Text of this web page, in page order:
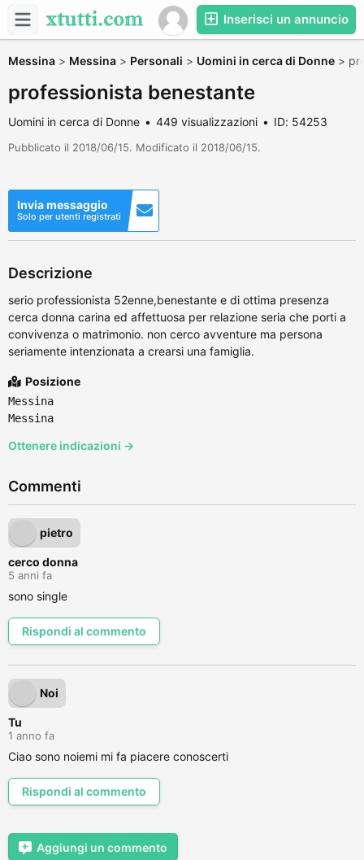
Inserisci un annuncio
Messina > Messina > Personali > Uomini in cerca di Donne >
professionista benestante
Uomini in cerca di Donne 449 visualizzazioni ID: 54253
Pubblicato il 2018/06/15. Modificato il 2018/06/15.
Invia messaggio
Solo per utenti registrati
Descrizione
serio professionista 52enne,benestante e di ottima presenza
cerca donna carina ed affettuosa per relazione seria che porti a
convivenza o matrimonio. non cerco avventure ma persona
seriamente intenzionata a crearsi una famiglia.
Posizione
Messina
Messina
Ottenere indicazioni →
Commenti
pietro
cerco donna
5 anni fa
sono single
Rispondi al commento
Noi
Tu
1 anno fa
Ciao sono noiemi mi fa piacere conoscerti
Rispondi al commento
Aggiungi un commento